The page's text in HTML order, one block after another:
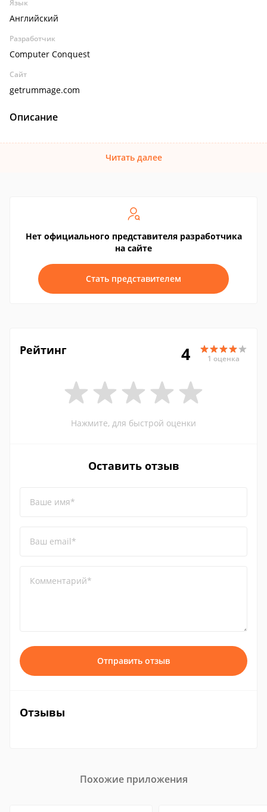
Язык
Английский
Разработчик
Computer Conquest
Сайт
getrummage.com
Описание
Читать далее
Нет официального представителя разработчика
на сайте
Стать представителем
Рейтинг 4 1 оценка
Нажмите, для быстрой оценки
Оставить отзыв
Ваше имя*
Ваш email*
Комментарий*
Отправить отзыв
Отзывы
Похожие приложения